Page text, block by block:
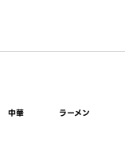
中華 ラーメン